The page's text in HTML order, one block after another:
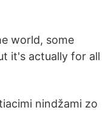
world, some
it's actually for all
nindžami zo